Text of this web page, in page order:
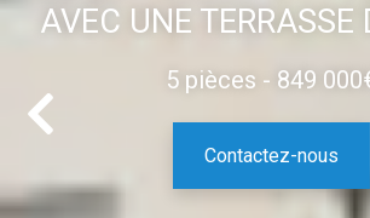
AVEC UNE
5 pièces - 849
Contactez-nous